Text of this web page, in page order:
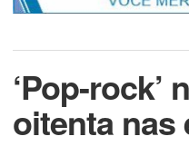
‘Pop-rock’
oitenta nas